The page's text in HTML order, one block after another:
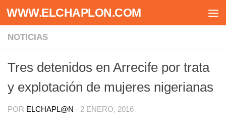
Saltar al contenido
WWW.ELCHAPLON.COM
NOTICIAS
Tres detenidos en Arrecife por trata
y explotación de mujeres nigerianas
POR ELCHAPL@N · 2 ENERO, 2016